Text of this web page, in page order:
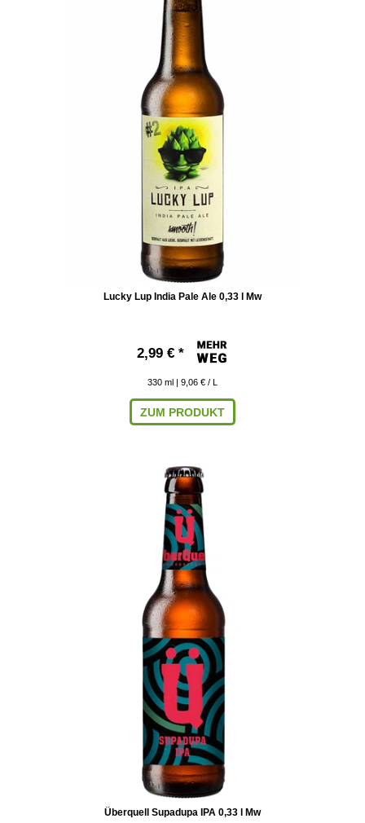
Lucky Lup India Pale Ale 0,33 l Mw
2,99 € *
330 ml | 9,06 € / L
ZUM PRODUKT
Überquell Supadupa IPA 0,33 l Mw